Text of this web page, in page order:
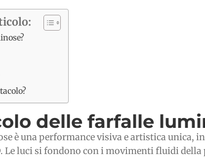
delle farfalle
è una performance visiva e artistica
luci si fondono con i movimenti fluidi